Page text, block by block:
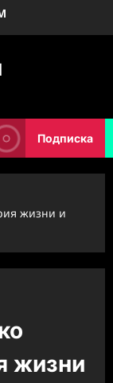
Подписка
жизни и
жизни